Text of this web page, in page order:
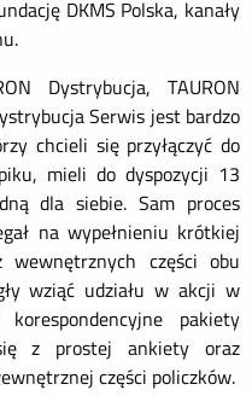
DKMS Polska, kanały
Dystrybucja, TAURON
Serwis jest bardzo
chcieli się przyłączyć do
mieli do dyspozycji 13
dla siebie. Sam proces
na wypełnieniu krótkiej
części obu
wziąć udziału w akcji w
pakiety
z prostej ankiety oraz
części policzków.